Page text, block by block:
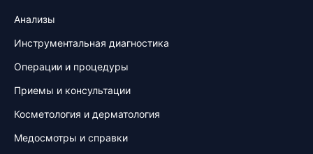
Анализы
Инструментальная диагностика
Операции и процедуры
Приемы и консультации
Косметология и дерматология
Медосмотры и справки